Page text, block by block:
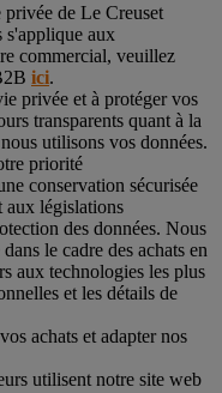
de Le Creuset
aux
commercial, veuillez
ici.
privée et à protéger vos
transparents quant à la
utilisons vos données.
priorité
conservation sécurisée
aux législations
des données. Nous
le cadre des achats en
aux technologies les plus
et les détails de
achats et adapter nos
utilisent notre site web